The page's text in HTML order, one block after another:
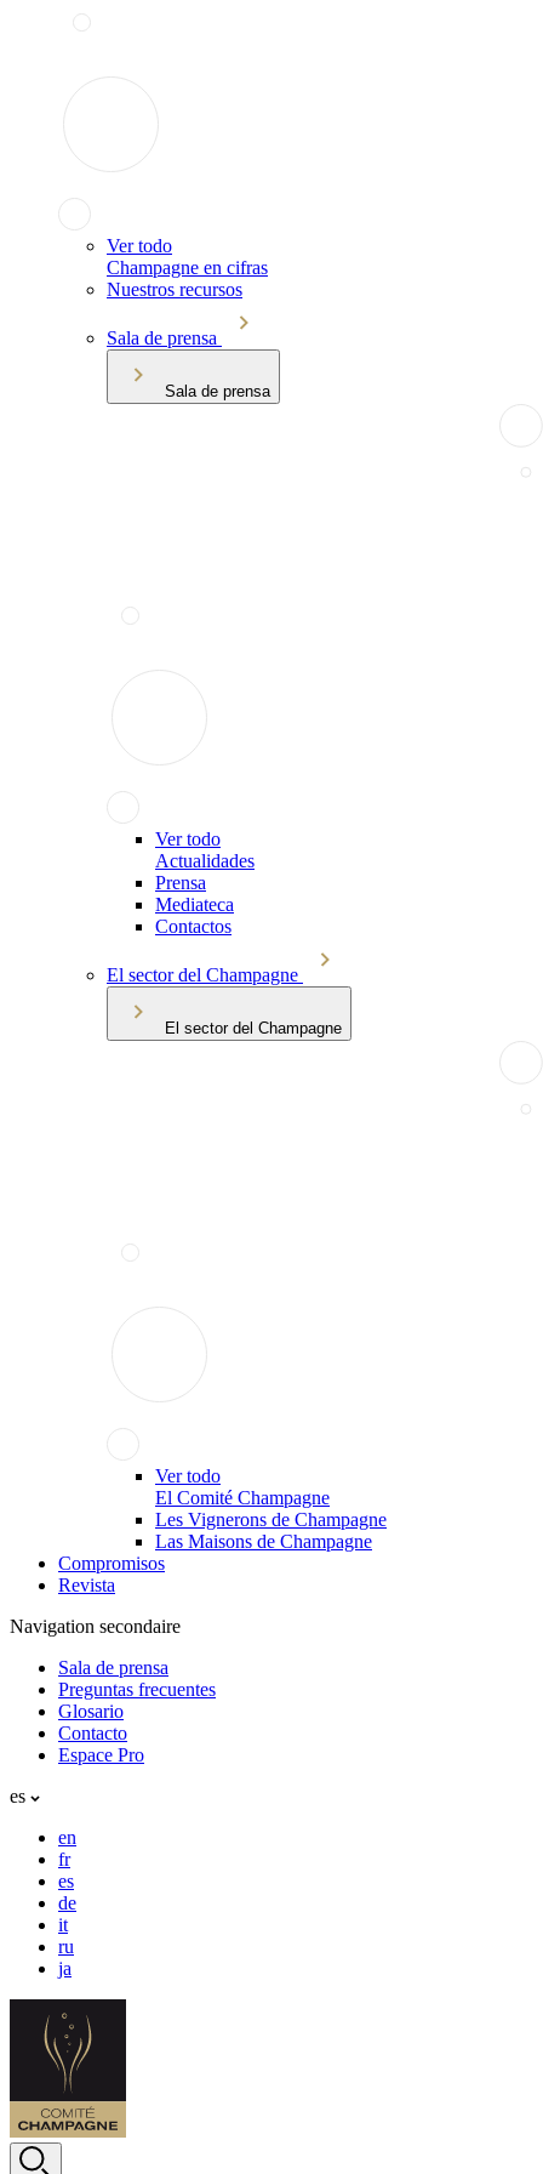
Ver todo
Champagne en cifras
Nuestros recursos
Sala de prensa
Sala de prensa
Ver todo
Actualidades
Prensa
Mediateca
Contactos
El sector del Champagne
El sector del Champagne
Ver todo
El Comité Champagne
Les Vignerons de Champagne
Las Maisons de Champagne
Compromisos
Revista
Navigation secondaire
Sala de prensa
Preguntas frecuentes
Glosario
Contacto
Espace Pro
es
en
fr
es
de
it
ru
ja